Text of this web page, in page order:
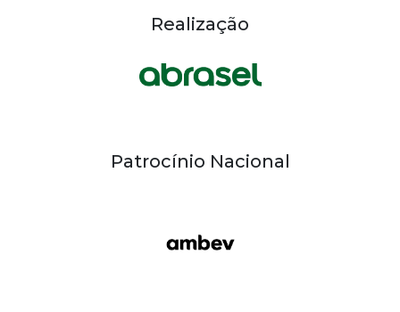
Realização
Patrocínio Nacional